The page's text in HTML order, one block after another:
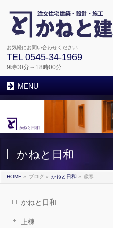
お気軽にお問い合わせください
TEL0545-34-1969
9時00分～18時00分
MENU
かねと日和
HOME » ブログ » かねと日和 » 歳寒…
かねと日和
上棟